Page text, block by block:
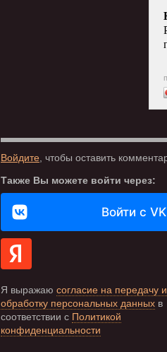
Войдите , чтобы оставить
Также Вы можете войти через:
Войти с
Я выражаю согласие на передачу и
обработку персональных данных в
соответствии с Политикой
конфиденциальности